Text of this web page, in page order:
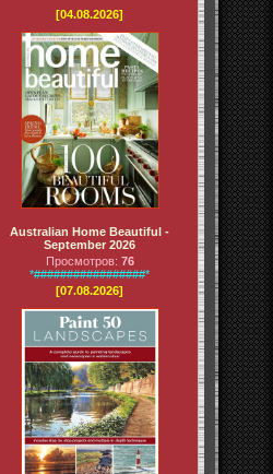
[04.08.2026]
Australian Home Beautiful -
September 2026
Просмотров: 76
*#################*
[07.08.2026]